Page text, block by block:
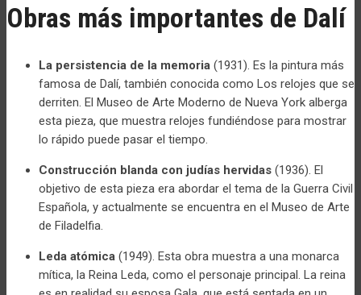
Obras más importantes de Dalí
La persistencia de la memoria (1931). Es la pintura más
famosa de Dalí, también conocida como Los relojes que se
derriten. El Museo de Arte Moderno de Nueva York alberga
esta pieza, que muestra relojes fundiéndose para mostrar
lo rápido puede pasar el tiempo.
Construcción blanda con judías hervidas (1936). El
objetivo de esta pieza era abordar el tema de la Guerra Civil
Española, y actualmente se encuentra en el Museo de Arte
de Filadelfia.
Leda atómica (1949). Esta obra muestra a una monarca
mítica, la Reina Leda, como el personaje principal. La reina